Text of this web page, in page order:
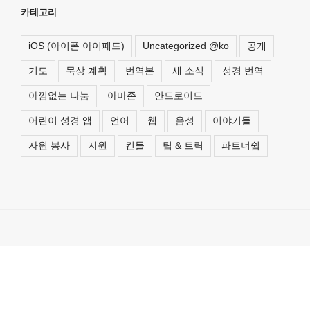
카테고리
iOS (아이폰 아이패드) Uncategorized @ko 공개
기도 묵상 계획 번역본 새 소식 성경 번역
아낌없는 나눔 아마존 안드로이드
어린이 성경 앱 언어 웹 음성 이야기들
자원 봉사 지원 킨들 팁 & 트릭 파트너쉽